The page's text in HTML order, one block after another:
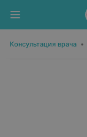
Консультация врача •